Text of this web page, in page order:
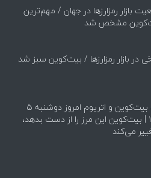
بازار رمزارزها در جهان / مهم‌ترین
مشخص شد
در بازار رمزارزها / بیت‌کوین سبز شد
قیمت تتر، بیت‌کوین و اتریوم امروز دوشنبه ۵
مرداد ۱۴۰۵ | بیت‌کوین این مرز را از دست بدهد،
می‌کند